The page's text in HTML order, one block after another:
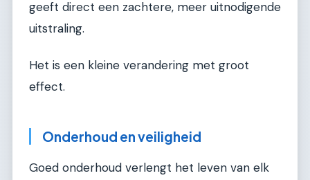
geeft direct een zachtere, meer uitnodigende
uitstraling.
Het is een kleine verandering met groot
effect.
Onderhoud en veiligheid
Goed onderhoud verlengt het leven van elk